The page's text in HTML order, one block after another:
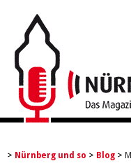
Nürnberg und so Blog